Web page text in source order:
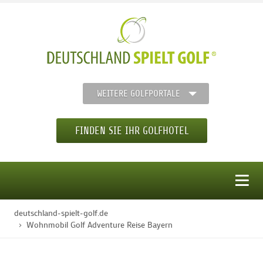
WEITERE GOLFPORTALE
FINDEN SIE IHR GOLFHOTEL
STARTSEITE
deutschland-spielt-golf.de
Wohnmobil Golf Adventure Reise Bayern